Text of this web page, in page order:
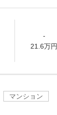
-
21.6万円
マンション